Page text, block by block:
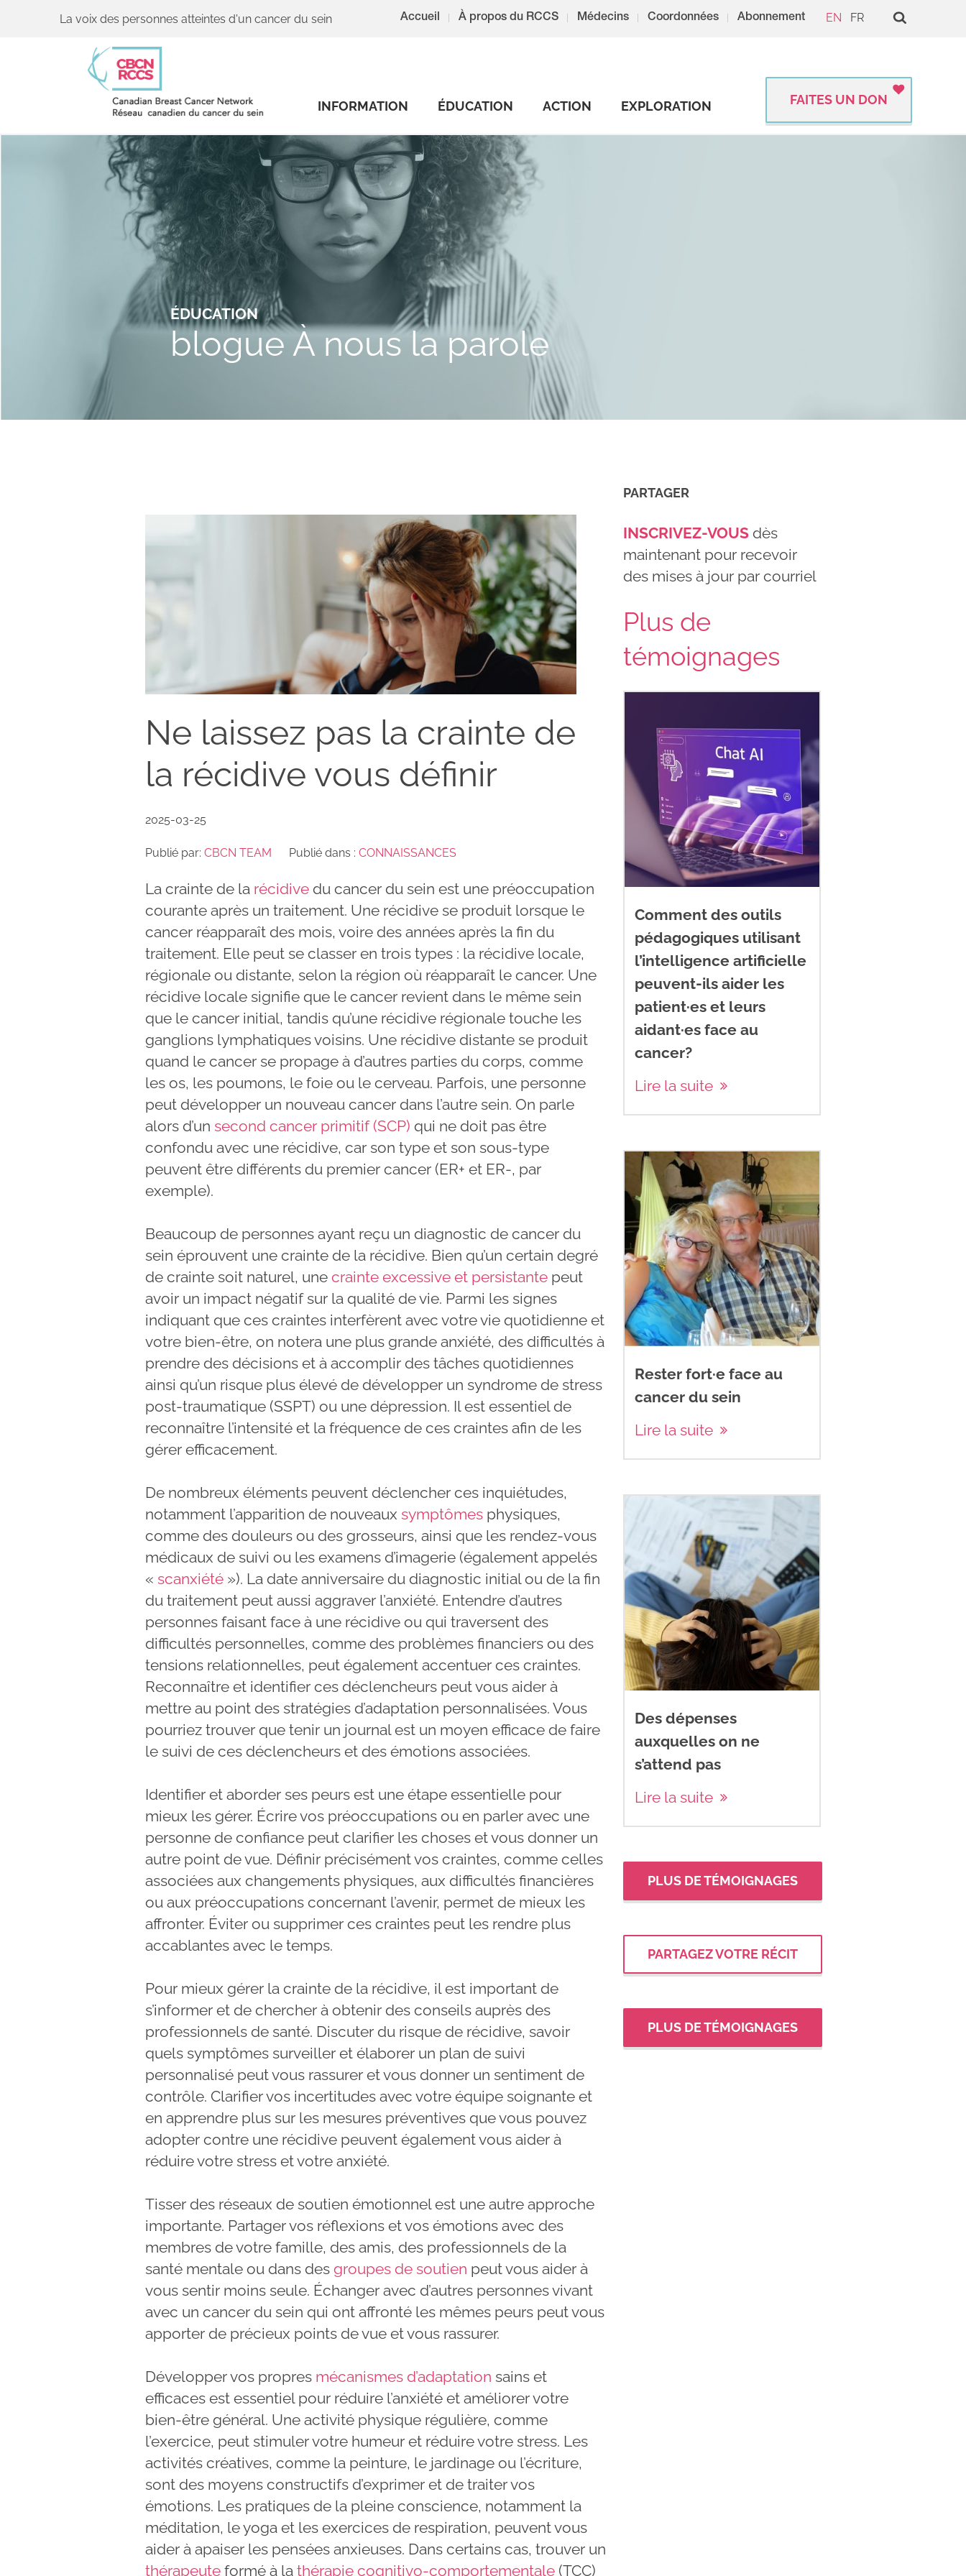
La voix des personnes atteintes d'un cancer du sein Accueil À propos du RCCS Médecins Coordonnées Abonnement EN FR
INFORMATION ÉDUCATION ACTION EXPLORATION FAITES UN DON
ÉDUCATION
blogue À nous la parole
Ne laissez pas la crainte de
la récidive vous définir
2025-03-25
Publié par: CBCN TEAM Publié dans : CONNAISSANCES
La crainte de la récidive du cancer du sein est une préoccupation
courante après un traitement. Une récidive se produit lorsque le
cancer réapparaît des mois, voire des années après la fin du
traitement. Elle peut se classer en trois types : la récidive locale,
régionale ou distante, selon la région où réapparaît le cancer. Une
récidive locale signifie que le cancer revient dans le même sein
que le cancer initial, tandis qu’une récidive régionale touche les
ganglions lymphatiques voisins. Une récidive distante se produit
quand le cancer se propage à d’autres parties du corps, comme
les os, les poumons, le foie ou le cerveau. Parfois, une personne
peut développer un nouveau cancer dans l’autre sein. On parle
alors d’un second cancer primitif (SCP) qui ne doit pas être
confondu avec une récidive, car son type et son sous-type
peuvent être différents du premier cancer (ER+ et ER-, par
exemple).
Beaucoup de personnes ayant reçu un diagnostic de cancer du
sein éprouvent une crainte de la récidive. Bien qu’un certain degré
de crainte soit naturel, une crainte excessive et persistante peut
avoir un impact négatif sur la qualité de vie. Parmi les signes
indiquant que ces craintes interfèrent avec votre vie quotidienne et
votre bien-être, on notera une plus grande anxiété, des difficultés à
prendre des décisions et à accomplir des tâches quotidiennes
ainsi qu’un risque plus élevé de développer un syndrome de stress
post-traumatique (SSPT) ou une dépression. Il est essentiel de
reconnaître l’intensité et la fréquence de ces craintes afin de les
gérer efficacement.
De nombreux éléments peuvent déclencher ces inquiétudes,
notamment l’apparition de nouveaux symptômes physiques,
comme des douleurs ou des grosseurs, ainsi que les rendez-vous
médicaux de suivi ou les examens d’imagerie (également appelés
« scanxiété »). La date anniversaire du diagnostic initial ou de la fin
du traitement peut aussi aggraver l’anxiété. Entendre d’autres
personnes faisant face à une récidive ou qui traversent des
difficultés personnelles, comme des problèmes financiers ou des
tensions relationnelles, peut également accentuer ces craintes.
Reconnaître et identifier ces déclencheurs peut vous aider à
mettre au point des stratégies d’adaptation personnalisées. Vous
pourriez trouver que tenir un journal est un moyen efficace de faire
le suivi de ces déclencheurs et des émotions associées.
Identifier et aborder ses peurs est une étape essentielle pour
mieux les gérer. Écrire vos préoccupations ou en parler avec une
personne de confiance peut clarifier les choses et vous donner un
autre point de vue. Définir précisément vos craintes, comme celles
associées aux changements physiques, aux difficultés financières
ou aux préoccupations concernant l’avenir, permet de mieux les
affronter. Éviter ou supprimer ces craintes peut les rendre plus
accablantes avec le temps.
Pour mieux gérer la crainte de la récidive, il est important de
s’informer et de chercher à obtenir des conseils auprès des
professionnels de santé. Discuter du risque de récidive, savoir
quels symptômes surveiller et élaborer un plan de suivi
personnalisé peut vous rassurer et vous donner un sentiment de
contrôle. Clarifier vos incertitudes avec votre équipe soignante et
en apprendre plus sur les mesures préventives que vous pouvez
adopter contre une récidive peuvent également vous aider à
réduire votre stress et votre anxiété.
Tisser des réseaux de soutien émotionnel est une autre approche
importante. Partager vos réflexions et vos émotions avec des
membres de votre famille, des amis, des professionnels de la
santé mentale ou dans des groupes de soutien peut vous aider à
vous sentir moins seule. Échanger avec d’autres personnes vivant
avec un cancer du sein qui ont affronté les mêmes peurs peut vous
apporter de précieux points de vue et vous rassurer.
Développer vos propres mécanismes d’adaptation sains et
efficaces est essentiel pour réduire l’anxiété et améliorer votre
bien-être général. Une activité physique régulière, comme
l’exercice, peut stimuler votre humeur et réduire votre stress. Les
activités créatives, comme la peinture, le jardinage ou l’écriture,
sont des moyens constructifs d’exprimer et de traiter vos
émotions. Les pratiques de la pleine conscience, notamment la
méditation, le yoga et les exercices de respiration, peuvent vous
aider à apaiser les pensées anxieuses. Dans certains cas, trouver un
thérapeute formé à la thérapie cognitivo-comportementale (TCC)
PARTAGER
INSCRIVEZ-VOUS dès
maintenant pour recevoir
des mises à jour par courriel
Plus de
témoignages
Comment des outils
pédagogiques utilisant
l’intelligence artificielle
peuvent-ils aider les
patient·es et leurs
aidant·es face au
cancer?
Lire la suite
Rester fort·e face au
cancer du sein
Lire la suite
Des dépenses
auxquelles on ne
s’attend pas
Lire la suite
PLUS DE TÉMOIGNAGES
PARTAGEZ VOTRE RÉCIT
PLUS DE TÉMOIGNAGES